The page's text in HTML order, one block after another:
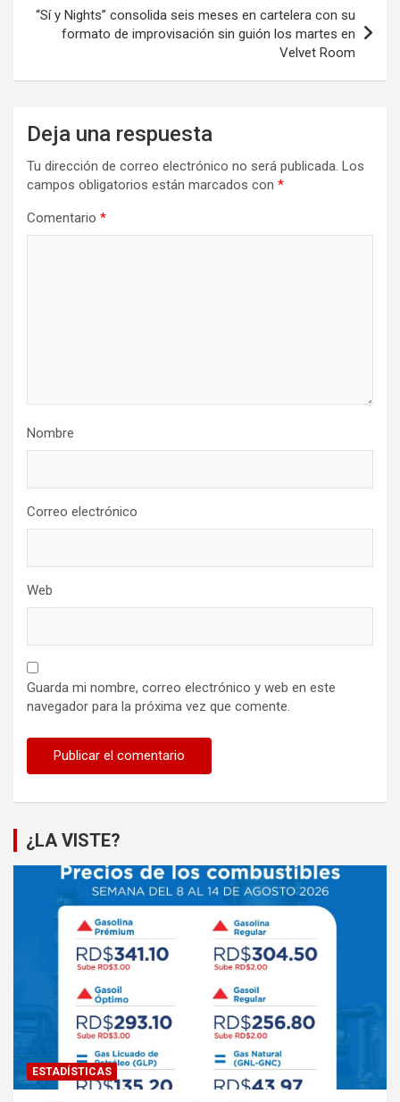
“Sí y Nights” consolida seis meses en cartelera con su
formato de improvisación sin guión los martes en
Velvet Room
Deja una respuesta
Tu dirección de correo electrónico no será publicada. Los
campos obligatorios están marcados con *
Comentario *
Nombre
Correo electrónico
Web
Guarda mi nombre, correo electrónico y web en este
navegador para la próxima vez que comente.
¿LA VISTE?
ESTADÍSTICAS